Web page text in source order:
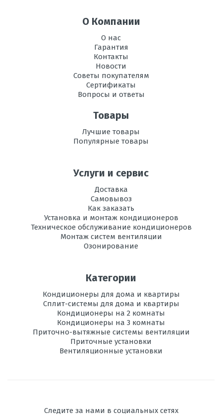
О Компании
О нас
Гарантия
Контакты
Новости
Советы покупателям
Сертификаты
Вопросы и ответы
Товары
Лучшие товары
Популярные товары
Услуги и сервис
Доставка
Самовывоз
Как заказать
Установка и монтаж кондиционеров
Техническое обслуживание кондиционеров
Монтаж систем вентиляции
Озонирование
Категории
Кондиционеры для дома и квартиры
Сплит-системы для дома и квартиры
Кондиционеры на 2 комнаты
Кондиционеры на 3 комнаты
Приточно-вытяжные системы вентиляции
Приточные установки
Вентиляционные установки
Следите за нами в социальных сетях